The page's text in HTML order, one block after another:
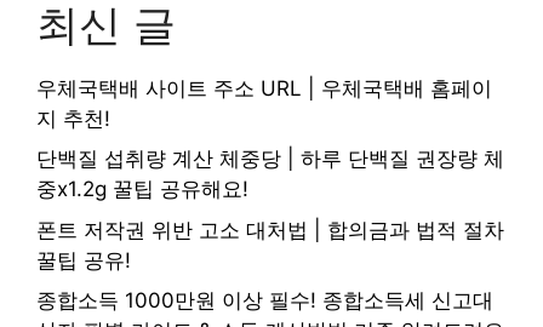
최신 글
우체국택배 사이트 주소 URL | 우체국택배 홈페이
지 추천!
단백질 섭취량 계산 체중당 | 하루 단백질 권장량 체
중x1.2g 꿀팁 공유해요!
폰트 저작권 위반 고소 대처법 | 합의금과 법적 절차
꿀팁 공유!
종합소득 1000만원 이상 필수! 종합소득세 신고대